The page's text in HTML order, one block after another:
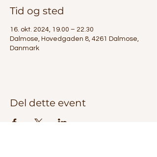
Tid og sted
16. okt. 2024, 19.00 – 22.30
Dalmose, Hovedgaden 8, 4261 Dalmose,
Danmark
Del dette event